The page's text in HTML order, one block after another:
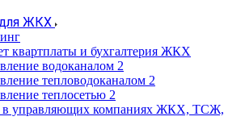
ЖКХ
квартплаты и бухгалтерия ЖКХ
водоканалом 2
тепловодоканалом 2
теплосетью 2
в управляющих компаниях ЖКХ, ТСЖ,